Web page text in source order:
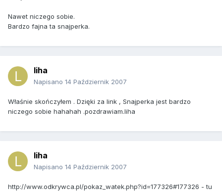
Nawet niczego sobie.
Bardzo fajna ta snajperka.
liha
Napisano 14 Październik 2007
Właśnie skończyłem . Dzięki za link , Snajperka jest bardzo
niczego sobie hahahah .pozdrawiam.liha
liha
Napisano 14 Październik 2007
http://www.odkrywca.pl/pokaz_watek.php?id=177326#177326 - tu